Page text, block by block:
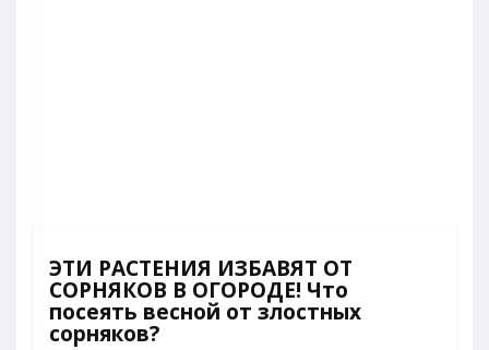
ЭТИ РАСТЕНИЯ ИЗБАВЯТ ОТ
СОРНЯКОВ В ОГОРОДЕ! Что
посеять весной от злостных
сорняков?